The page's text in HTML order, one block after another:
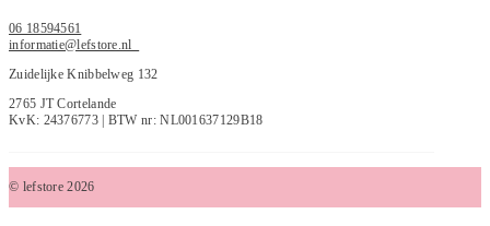
06 18594561
informatie@lefstore.nl
Zuidelijke Knibbelweg 132
2765 JT Cortelande
KvK: 24376773 | BTW nr: NL001637129B18
© lefstore 2026